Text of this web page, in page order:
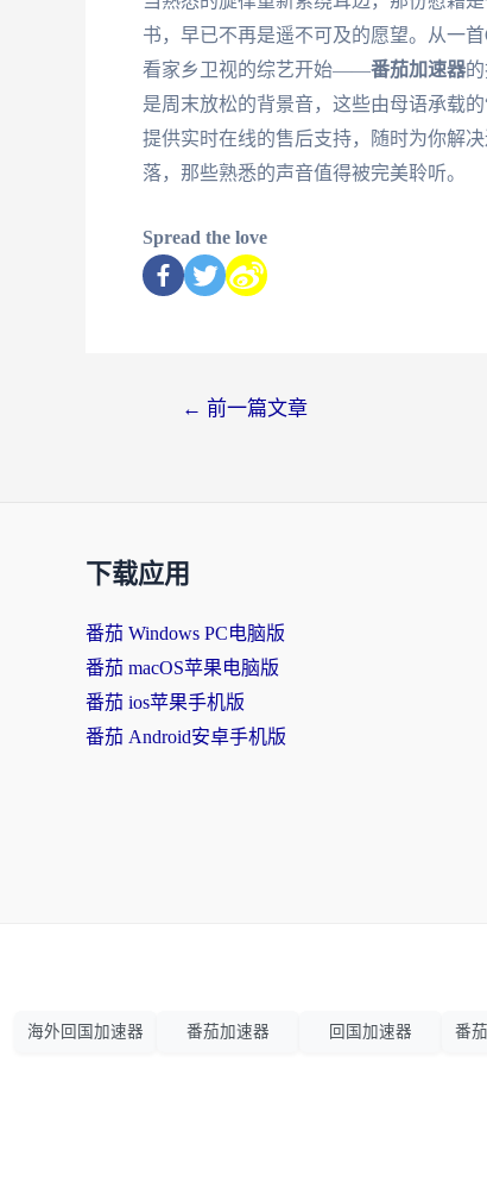
书，早已不再是遥不可及的愿望。从一
看家乡卫视的综艺开始——番茄加速器
是周末放松的背景音，这些由母语承载
提供实时在线的售后支持，随时为你解
落，那些熟悉的声音值得被完美聆听。
Spread the love
← 前一篇文章
下载应用
番茄 Windows PC电脑版
番茄 macOS苹果电脑版
番茄 ios苹果手机版
番茄 Android安卓手机版
海外回国加速器 番茄加速器 回国加速器 番